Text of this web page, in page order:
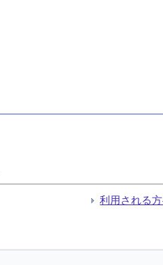
利用される